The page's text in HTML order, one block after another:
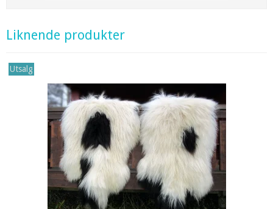
Liknende produkter
Utsalg